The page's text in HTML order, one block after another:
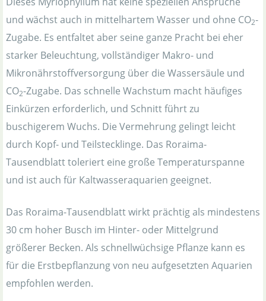
und wächst auch in mittelhartem Wasser und ohne CO2-
Zugabe. Es entfaltet aber seine ganze Pracht bei eher
starker Beleuchtung, vollständiger Makro- und
Mikronährstoffversorgung über die Wassersäule und
CO2-Zugabe. Das schnelle Wachstum macht häufiges
Einkürzen erforderlich, und Schnitt führt zu
buschigerem Wuchs. Die Vermehrung gelingt leicht
durch Kopf- und Teilstecklinge. Das Roraima-
Tausendblatt toleriert eine große Temperaturspanne
und ist auch für Kaltwasseraquarien geeignet.
Das Roraima-Tausendblatt wirkt prächtig als mindestens
30 cm hoher Busch im Hinter- oder Mittelgrund
größerer Becken. Als schnellwüchsige Pflanze kann es
für die Erstbepflanzung von neu aufgesetzten Aquarien
empfohlen werden.